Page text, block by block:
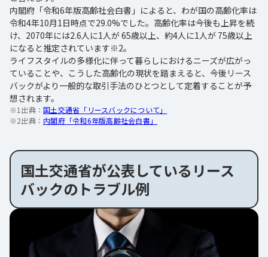
内閣府「令和6年版高齢社会白書」によると、わが国の高齢化率は
令和4年10月1日時点で29.0%でした。高齢化率は今後も上昇を続
け、2070年には2.6人に1人が 65歳以上、約4人に1人が 75歳以上
になると推定されています※2。
ライフスタイルの多様化に伴って暮らしにおけるニーズが広がっ
ていることや、こうした高齢化の現状を踏まえると、今後リース
バックがより一般的な取引手法のひとつとして定着することが予
想されます。
※1出典：国土交通省「リースバックについて」
※2出典： 内閣府「令和6年版高齢社会白書」
国土交通省が公表しているリース
バックのトラブル例